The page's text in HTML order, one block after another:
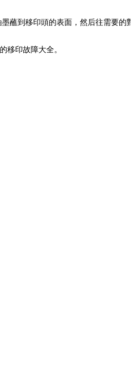
墨蘸到移印頭的表面，然后往需要
故障大全。